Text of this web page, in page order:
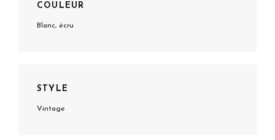
COULEUR
Blanc, écru
STYLE
Vintage